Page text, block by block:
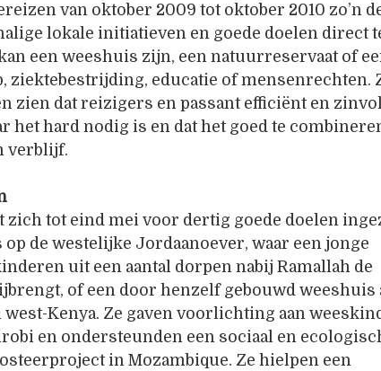
van oktober 2009 tot oktober 2010 zo’n
lokale initiatieven en goede doelen direct
een weeshuis zijn, een natuurreservaat of
ziektebestrijding, educatie of mensenrechten.
zien dat reizigers en passant efficiënt en zinvol
het hard nodig is en dat het goed te
verblijf.
zich tot eind mei voor dertig goede doelen
op de westelijke Jordaanoever, waar een jonge
uit een aantal dorpen nabij Ramallah de
of een door henzelf gebouwd weeshuis
Kenya. Ze gaven voorlichting aan
en ondersteunden een sociaal en
in Mozambique. Ze hielpen een